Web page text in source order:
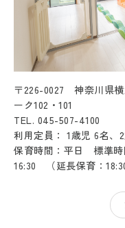
〒226-0027 神奈川県
ーク102・101
TEL. 045-507-4100
利用定員： 1歳児 6名
保育時間：平日 標準時
16:30 （延長保育：18:30